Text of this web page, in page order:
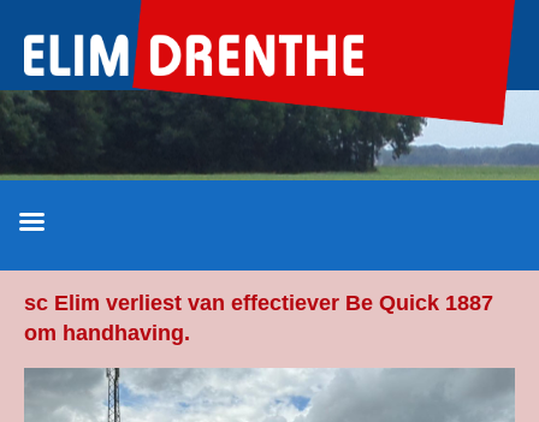
naar
inhoud
sc Elim verliest van effectiever Be Quick 1887
om handhaving.